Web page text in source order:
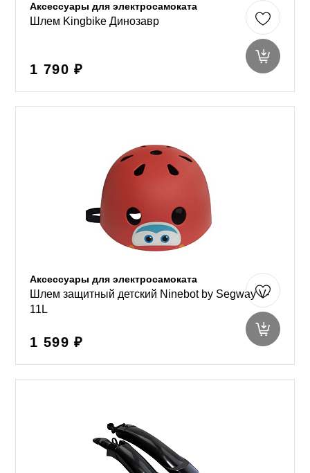
Аксессуары для электросамоката
Шлем Kingbike Динозавр
1 790 ₽
Аксессуары для электросамоката
Шлем защитный детский Ninebot by Segway V-
11L
1 599 ₽